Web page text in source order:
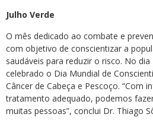
Julho Verde
O mês dedicado ao combate e
com objetivo de conscientizar a
saudáveis para reduzir o risco. No
celebrado o Dia Mundial de
Câncer de Cabeça e Pescoço. “Com
tratamento adequado, podemos
muitas pessoas”, conclui Dr. Thiago